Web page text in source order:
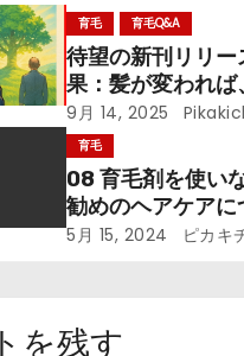
育毛 育毛Q&A
待望の新刊リリ
果：髪が変われ
る！』─その一本
を拓く
9月 14, 2025
育毛
08 育毛剤を使い
勧めのヘアケアに
5月 15, 2024 ピカキ
を残す